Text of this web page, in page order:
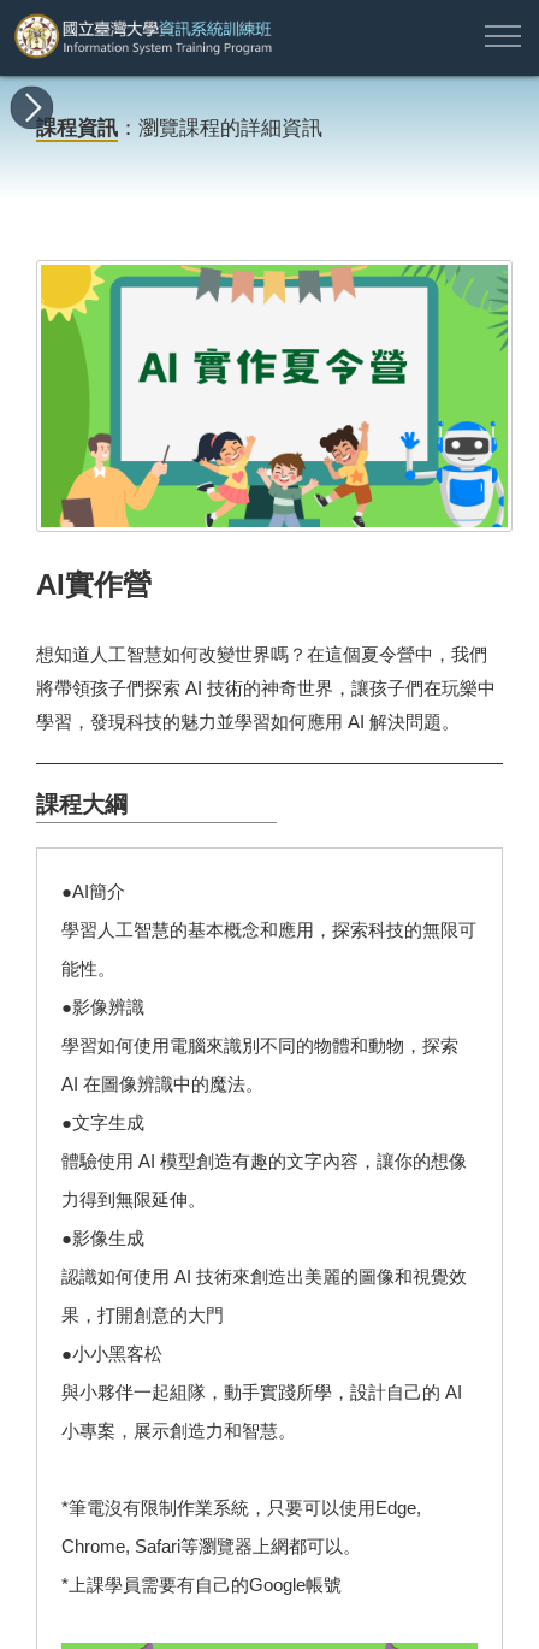
所
有
課
新
消
程
地
資
簡
業
名
名
資
於
本
願
專
註
入
課程資訊 ：瀏覽課程的詳細資訊
AI實作營
想知道人工智慧如何改變世界嗎？在這個夏令營中，我們
將帶領孩子們探索 AI 技術的神奇世界，讓孩子們在玩樂中
學習，發現科技的魅力並學習如何應用 AI 解決問題。
課程大綱
●AI簡介
學習人工智慧的基本概念和應用，探索科技的無限可
能性。
●影像辨識
學習如何使用電腦來識別不同的物體和動物，探索
AI 在圖像辨識中的魔法。
●文字生成
體驗使用 AI 模型創造有趣的文字內容，讓你的想像
力得到無限延伸。
●影像生成
認識如何使用 AI 技術來創造出美麗的圖像和視覺效
果，打開創意的大門
●小小黑客松
與小夥伴一起組隊，動手實踐所學，設計自己的 AI
小專案，展示創造力和智慧。
*筆電沒有限制作業系統，只要可以使用Edge,
Chrome, Safari等瀏覽器上網都可以。
*上課學員需要有自己的Google帳號